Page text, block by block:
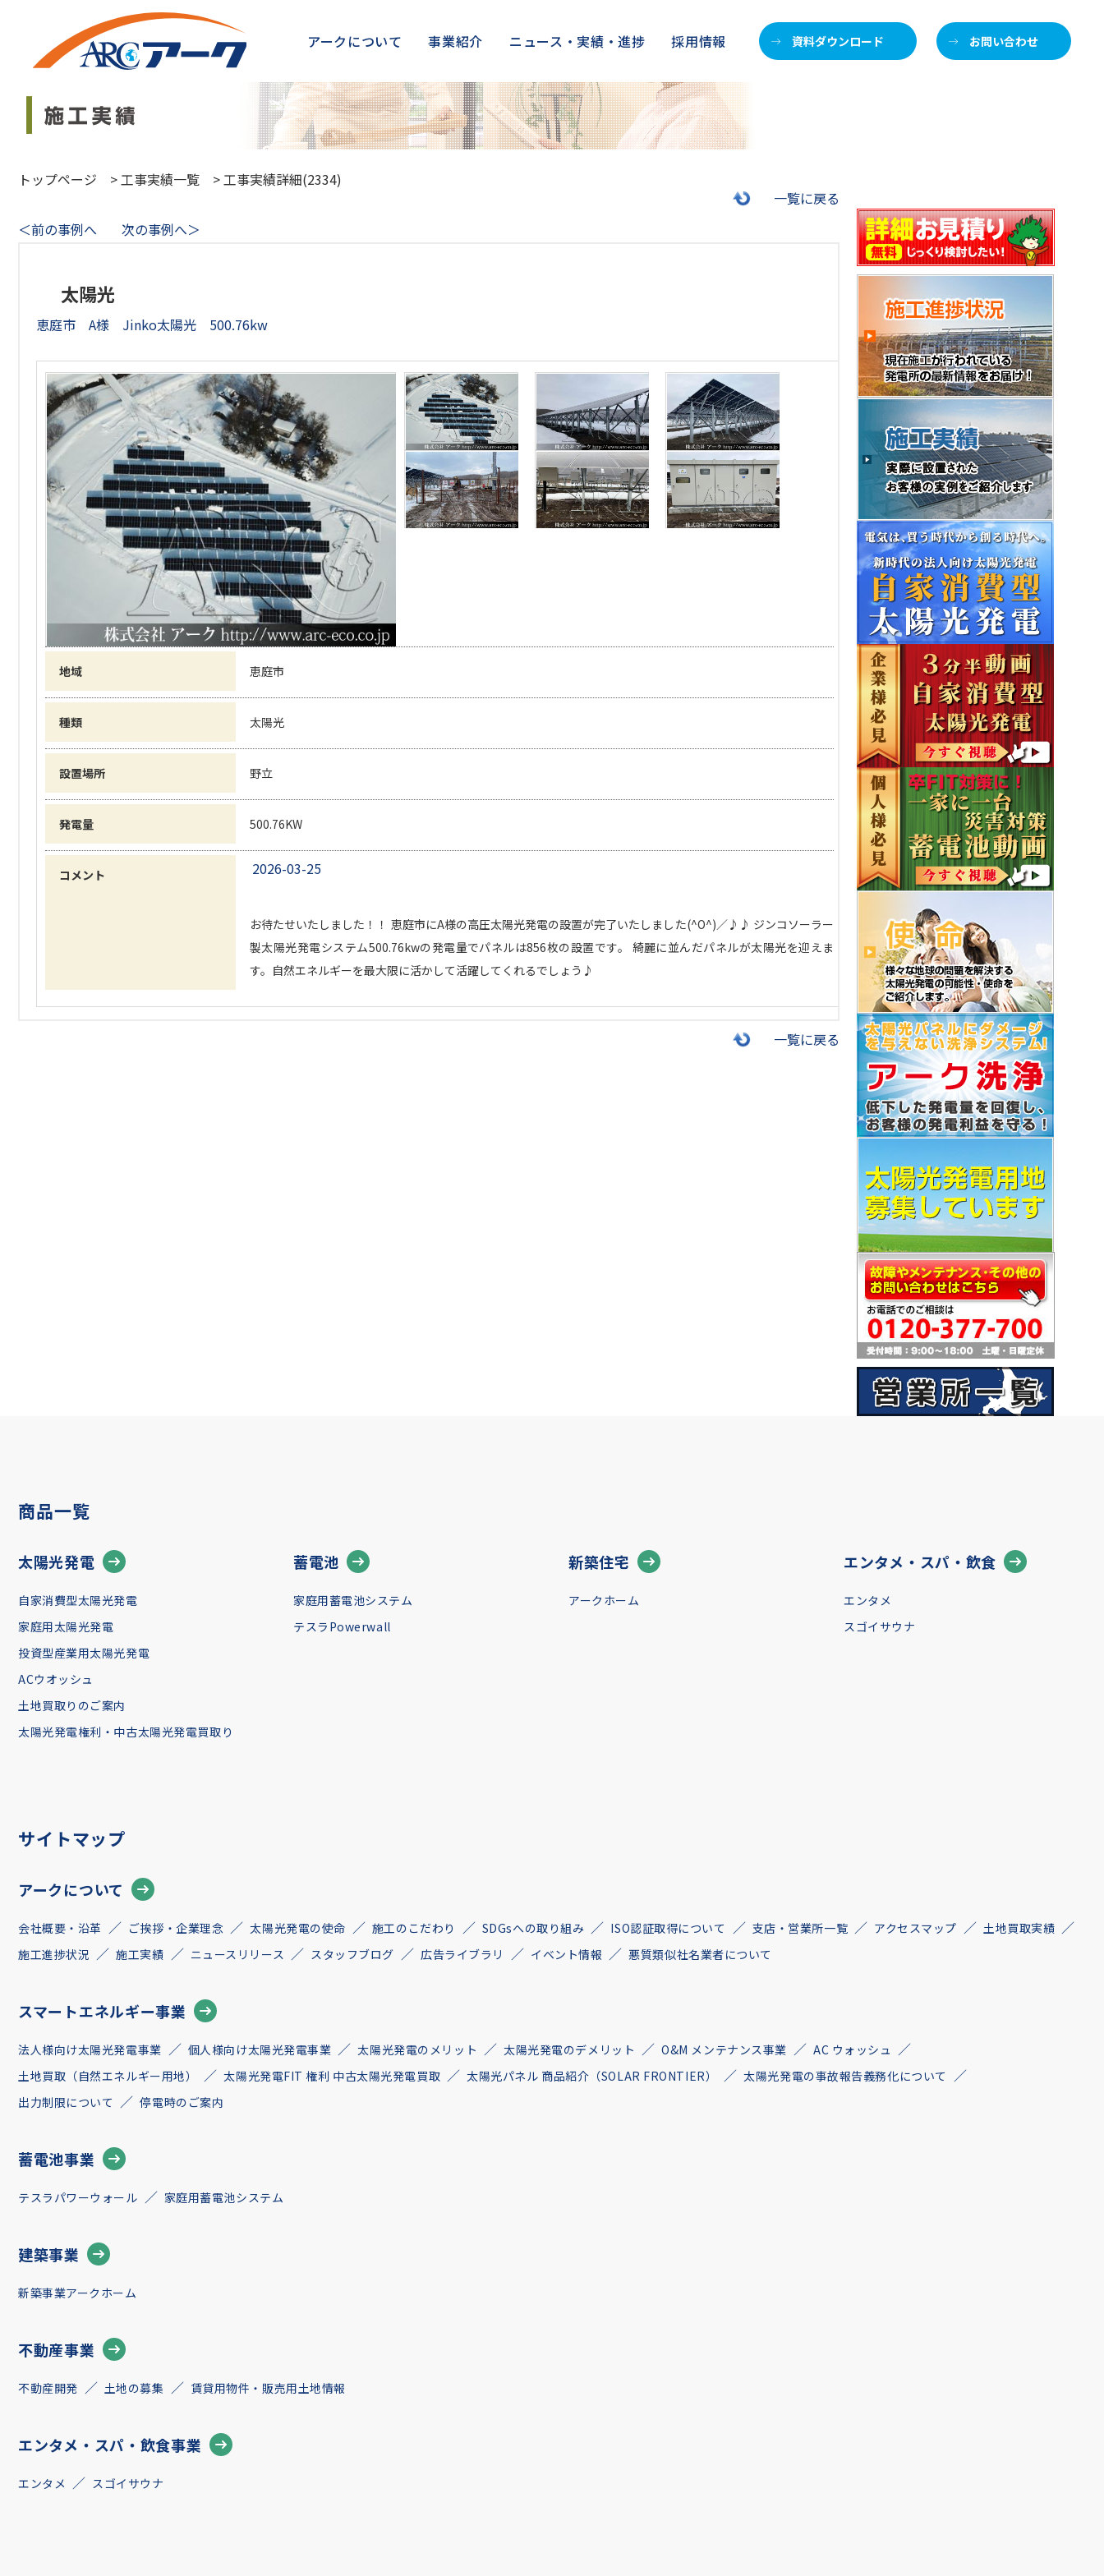
アークについて 事業紹介 ニュース・実績・進捗 採用情報 資料ダウンロード お問い合わせ
トップページ >工事実績一覧 >工事実績詳細(2334)
一覧に戻る
＜前の事例へ
次の事例へ＞
太陽光
恵庭市 A様 Jinko太陽光 500.76kw
地域 恵庭市
種類 太陽光
設置場所 野立
発電量 500.76KW
コメント 2026-03-25
お待たせいたしました！！ 恵庭市にA様の高圧太陽光発電の設置が完了いたしました(^O^)／♪♪ ジンコソーラー
製太陽光発電システム500.76kwの発電量でパネルは856枚の設置です。 綺麗に並んだパネルが太陽光を迎えま
す。自然エネルギーを最大限に活かして活躍してくれるでしょう♪
一覧に戻る
商品一覧
太陽光発電
自家消費型太陽光発電
家庭用太陽光発電
投資型産業用太陽光発電
ACウオッシュ
土地買取りのご案内
太陽光発電権利・中古太陽光発電買取り
蓄電池
家庭用蓄電池システム
テスラPowerwall
新築住宅
アークホーム
エンタメ・スパ・飲食
エンタメ
スゴイサウナ
サイトマップ
アークについて
会社概要・沿革 ご挨拶・企業理念 太陽光発電の使命 施工のこだわり SDGsへの取り組み ISO認証取得について 支店・営業所一覧 アクセスマップ
土地買取実績
施工進捗状況
施工実績 ニュースリリース スタッフブログ 広告ライブラリ イベント情報 悪質類似社名業者について
スマートエネルギー事業
法人様向け太陽光発電事業 個人様向け太陽光発電事業 太陽光発電のメリット 太陽光発電のデメリット O&M メンテナンス事業
AC ウォッシュ
土地買取（自然エネルギー用地）
太陽光発電FIT 権利 中古太陽光発電買取 太陽光パネル 商品紹介（SOLAR FRONTIER）
太陽光発電の事故報告義務化について
出力制限について
停電時のご案内
蓄電池事業
テスラパワーウォール 家庭用蓄電池システム
建築事業
新築事業アークホーム
不動産事業
不動産開発 土地の募集 賃貸用物件・販売用土地情報
エンタメ・スパ・飲食事業
エンタメ スゴイサウナ